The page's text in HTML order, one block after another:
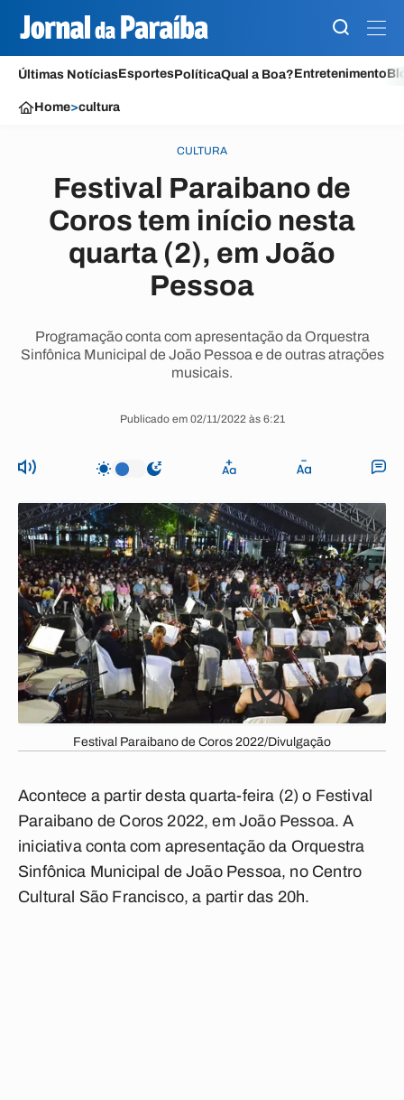
Últimas NotíciasEsportesPolíticaQual a Boa?Entretenimento
Home>cultura
CULTURA
Festival Paraibano de
Coros tem início nesta
quarta (2), em João
Pessoa
Programação conta com apresentação da Orquestra
Sinfônica Municipal de João Pessoa e de outras atrações
musicais.
Publicado em 02/11/2022 às 6:21
Festival Paraibano de Coros 2022/Divulgação
Acontece a partir desta quarta-feira (2) o Festival
Paraibano de Coros 2022, em João Pessoa. A
iniciativa conta com apresentação da Orquestra
Sinfônica Municipal de João Pessoa, no Centro
Cultural São Francisco, a partir das 20h.